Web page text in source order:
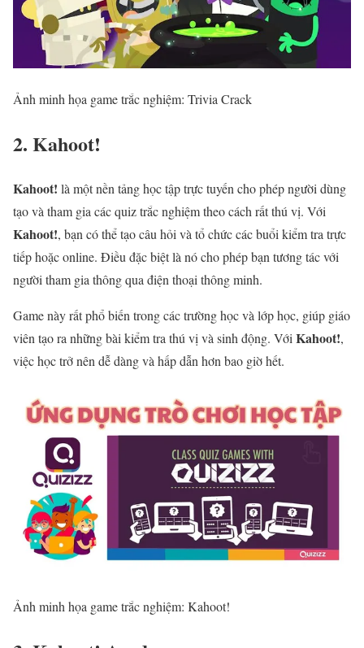
Ảnh minh họa game trắc nghiệm: Trivia Crack
2. Kahoot!
Kahoot! là một nền tảng học tập trực tuyến cho phép người dùng
tạo và tham gia các quiz trắc nghiệm theo cách rất thú vị. Với
Kahoot!, bạn có thể tạo câu hỏi và tổ chức các buổi kiểm tra trực
tiếp hoặc online. Điều đặc biệt là nó cho phép bạn tương tác với
người tham gia thông qua điện thoại thông minh.
Game này rất phổ biến trong các trường học và lớp học, giúp giáo
viên tạo ra những bài kiểm tra thú vị và sinh động. VớiKahoot!,
việc học trở nên dễ dàng và hấp dẫn hơn bao giờ hết.
Ảnh minh họa game trắc nghiệm: Kahoot!